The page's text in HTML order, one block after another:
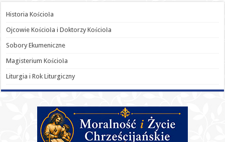
Historia Kościoła
Ojcowie Kościoła i Doktorzy Kościoła
Sobory Ekumeniczne
Magisterium Kościoła
Liturgia i Rok Liturgiczny